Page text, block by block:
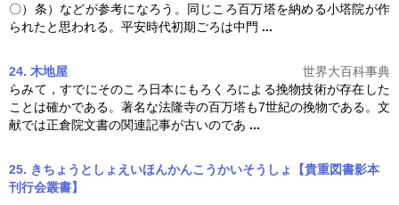
〇）条）などが参考になろう。同じころ百万塔を納める小塔院が作
られたと思われる。平安時代初期ごろは中門 ...
24. 木地屋
世界大百科事典
らみて，すでにそのころ日本にもろくろによる挽物技術が存在した
ことは確かである。著名な法隆寺の百万塔も7世紀の挽物である。文
献では正倉院文書の関連記事が古いのであ ...
25. きちょうとしょえいほんかんこうかいそうしょ【貴重図書影本
刊行会叢書】